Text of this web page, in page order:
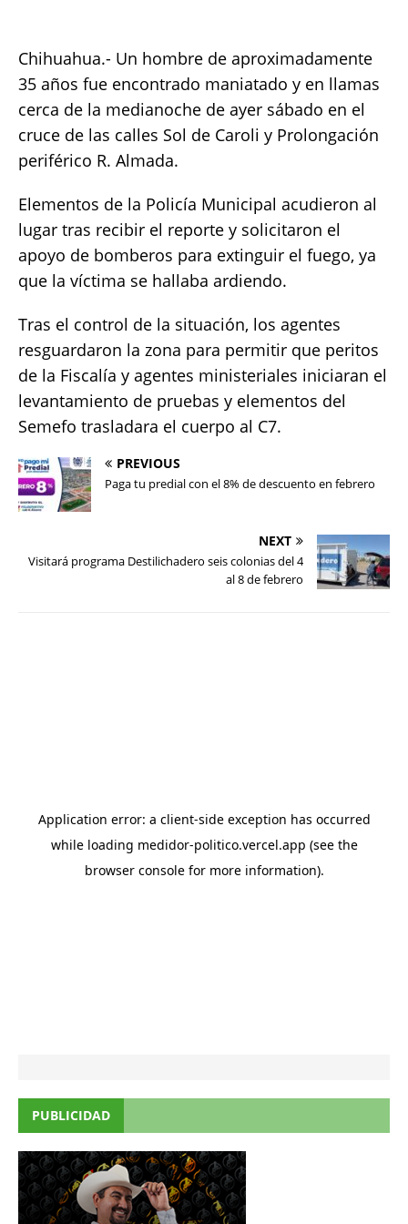
e
b
o
o
k
te
r
l s
A
p
p
y
Li
n
k
re
Chihuahua.- Un hombre de aproximadamente
35 años fue encontrado maniatado y en llamas
cerca de la medianoche de ayer sábado en el
cruce de las calles Sol de Caroli y Prolongación
periférico R. Almada.
Elementos de la Policía Municipal acudieron al
lugar tras recibir el reporte y solicitaron el
apoyo de bomberos para extinguir el fuego, ya
que la víctima se hallaba ardiendo.
Tras el control de la situación, los agentes
resguardaron la zona para permitir que peritos
de la Fiscalía y agentes ministeriales iniciaran el
levantamiento de pruebas y elementos del
Semefo trasladara el cuerpo al C7.
PREVIOUS
Paga tu predial con el 8% de descuento en febrero
NEXT
Visitará programa Destilichadero seis colonias del 4
al 8 de febrero
PUBLICIDAD